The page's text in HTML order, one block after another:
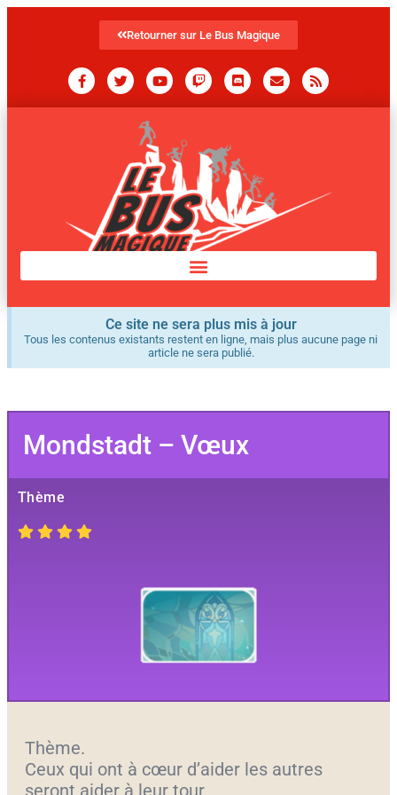
Retourner sur Le Bus Magique
Ce site ne sera plus mis à jour
Tous les contenus existants restent en ligne, mais plus aucune page ni
article ne sera publié.
Mondstadt – Vœux
Thème
Thème.
Ceux qui ont à cœur d’aider les autres
seront aider à leur tour.